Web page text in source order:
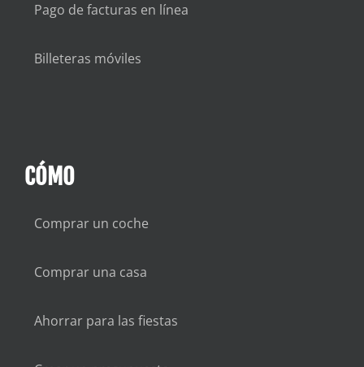
Pago de facturas en línea
Billeteras móviles
CÓMO
Comprar un coche
Comprar una casa
Ahorrar para las fiestas